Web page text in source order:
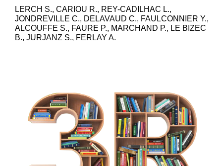
LERCH S., CARIOU R., REY-CADILHAC L.,
JONDREVILLE C., DELAVAUD C., FAULCONNIER Y.,
ALCOUFFE S., FAURE P., MARCHAND P., LE BIZEC
B., JURJANZ S., FERLAY A.